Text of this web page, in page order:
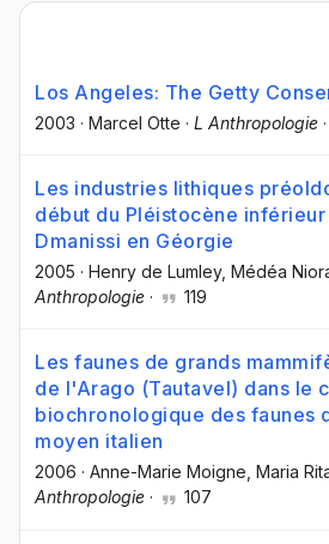
Los Angeles: The Getty
2003 · Marcel Otte · L Anthropologie ·
Les industries lithiques
début du Pléistocène
Dmanissi en Géorgie
2005 · Henry de Lumley, Médéa
Anthropologie · 119
Les faunes de grands
de l'Arago (Tautavel) dans le
biochronologique des faunes
moyen italien
2006 · Anne-Marie Moigne , Maria
Anthropologie · 107